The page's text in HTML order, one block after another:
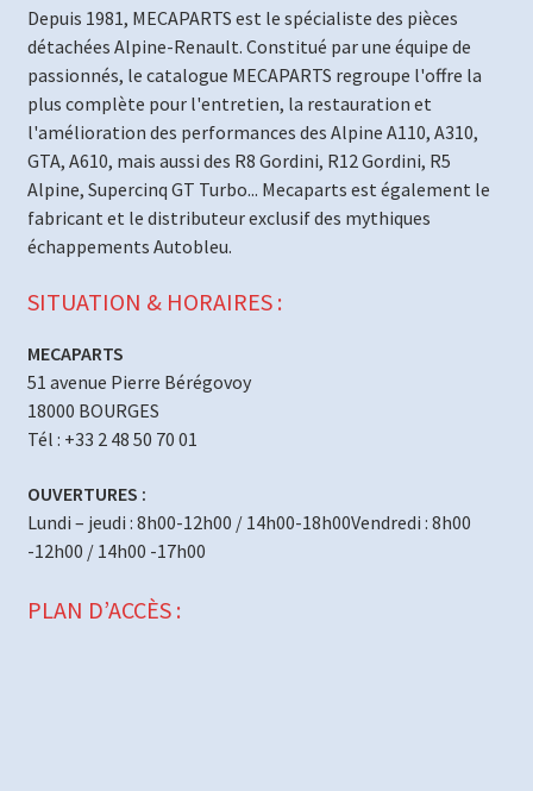
Depuis 1981, MECAPARTS est le spécialiste des pièces
détachées Alpine-Renault. Constitué par une équipe de
passionnés, le catalogue MECAPARTS regroupe l'offre la
plus complète pour l'entretien, la restauration et
l'amélioration des performances des Alpine A110, A310,
GTA, A610, mais aussi des R8 Gordini, R12 Gordini, R5
Alpine, Supercinq GT Turbo... Mecaparts est également le
fabricant et le distributeur exclusif des mythiques
échappements Autobleu.
SITUATION & HORAIRES :
MECAPARTS
51 avenue Pierre Bérégovoy
18000 BOURGES
Tél : +33 2 48 50 70 01
OUVERTURES :
Lundi – jeudi : 8h00-12h00 / 14h00-18h00Vendredi : 8h00
-12h00 / 14h00 -17h00
PLAN D’ACCÈS :